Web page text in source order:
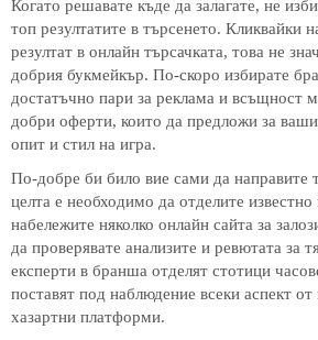
Когато решавате къде да залагате, не
топ резултатите в търсенето. Кликвайки
резултат в онлайн търсачката, това не
добрия букмейкър. По-скоро избирате
достатъчно пари за реклама и всъщност
добри оферти, които да предложи за
опит и стил на игра.
По-добре би било вие сами да направите
целта е необходимо да отделите известно
набележите няколко онлайн сайта за
да проверявате анализите и ревютата за
експерти в бранша отделят стотици
поставят под наблюдение всеки аспект от
хазартни платформи.